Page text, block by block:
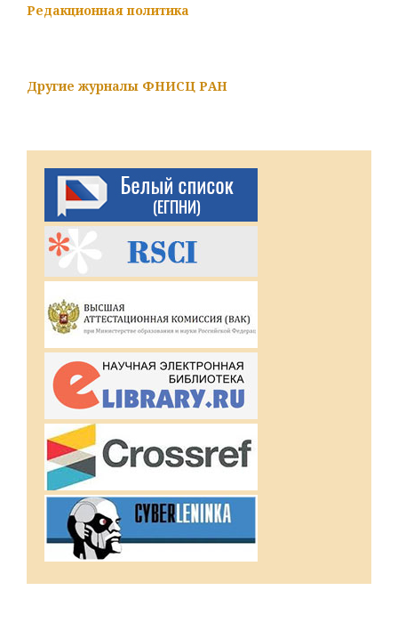
Редакционная политика
Другие журналы ФНИСЦ РАН